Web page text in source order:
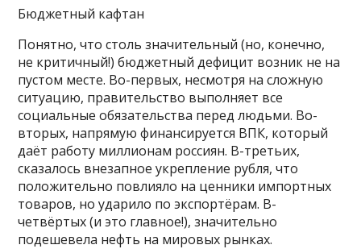
Бюджетный кафтан
Понятно, что столь значительный (но, конечно,
не критичный!) бюджетный дефицит возник не на
пустом месте. Во-первых, несмотря на сложную
ситуацию, правительство выполняет все
социальные обязательства перед людьми. Во-
вторых, напрямую финансируется ВПК, который
даёт работу миллионам россиян. В-третьих,
сказалось внезапное укрепление рубля, что
положительно повлияло на ценники импортных
товаров, но ударило по экспортёрам. В-
четвёртых (и это главное!), значительно
подешевела нефть на мировых рынках.